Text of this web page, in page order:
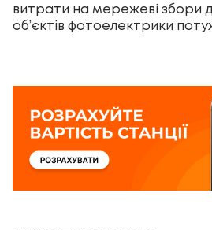
витрати на мережеві збори
об’єктів фотоелектрики